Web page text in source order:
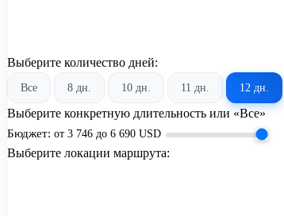
Выберите количество дней:
Все 8 дн. 10 дн. 11 дн. 12 дн.
Выберите конкретную длительность или «Все»
Бюджет: от 3 746 до 6 690 USD
Выберите локации маршрута: